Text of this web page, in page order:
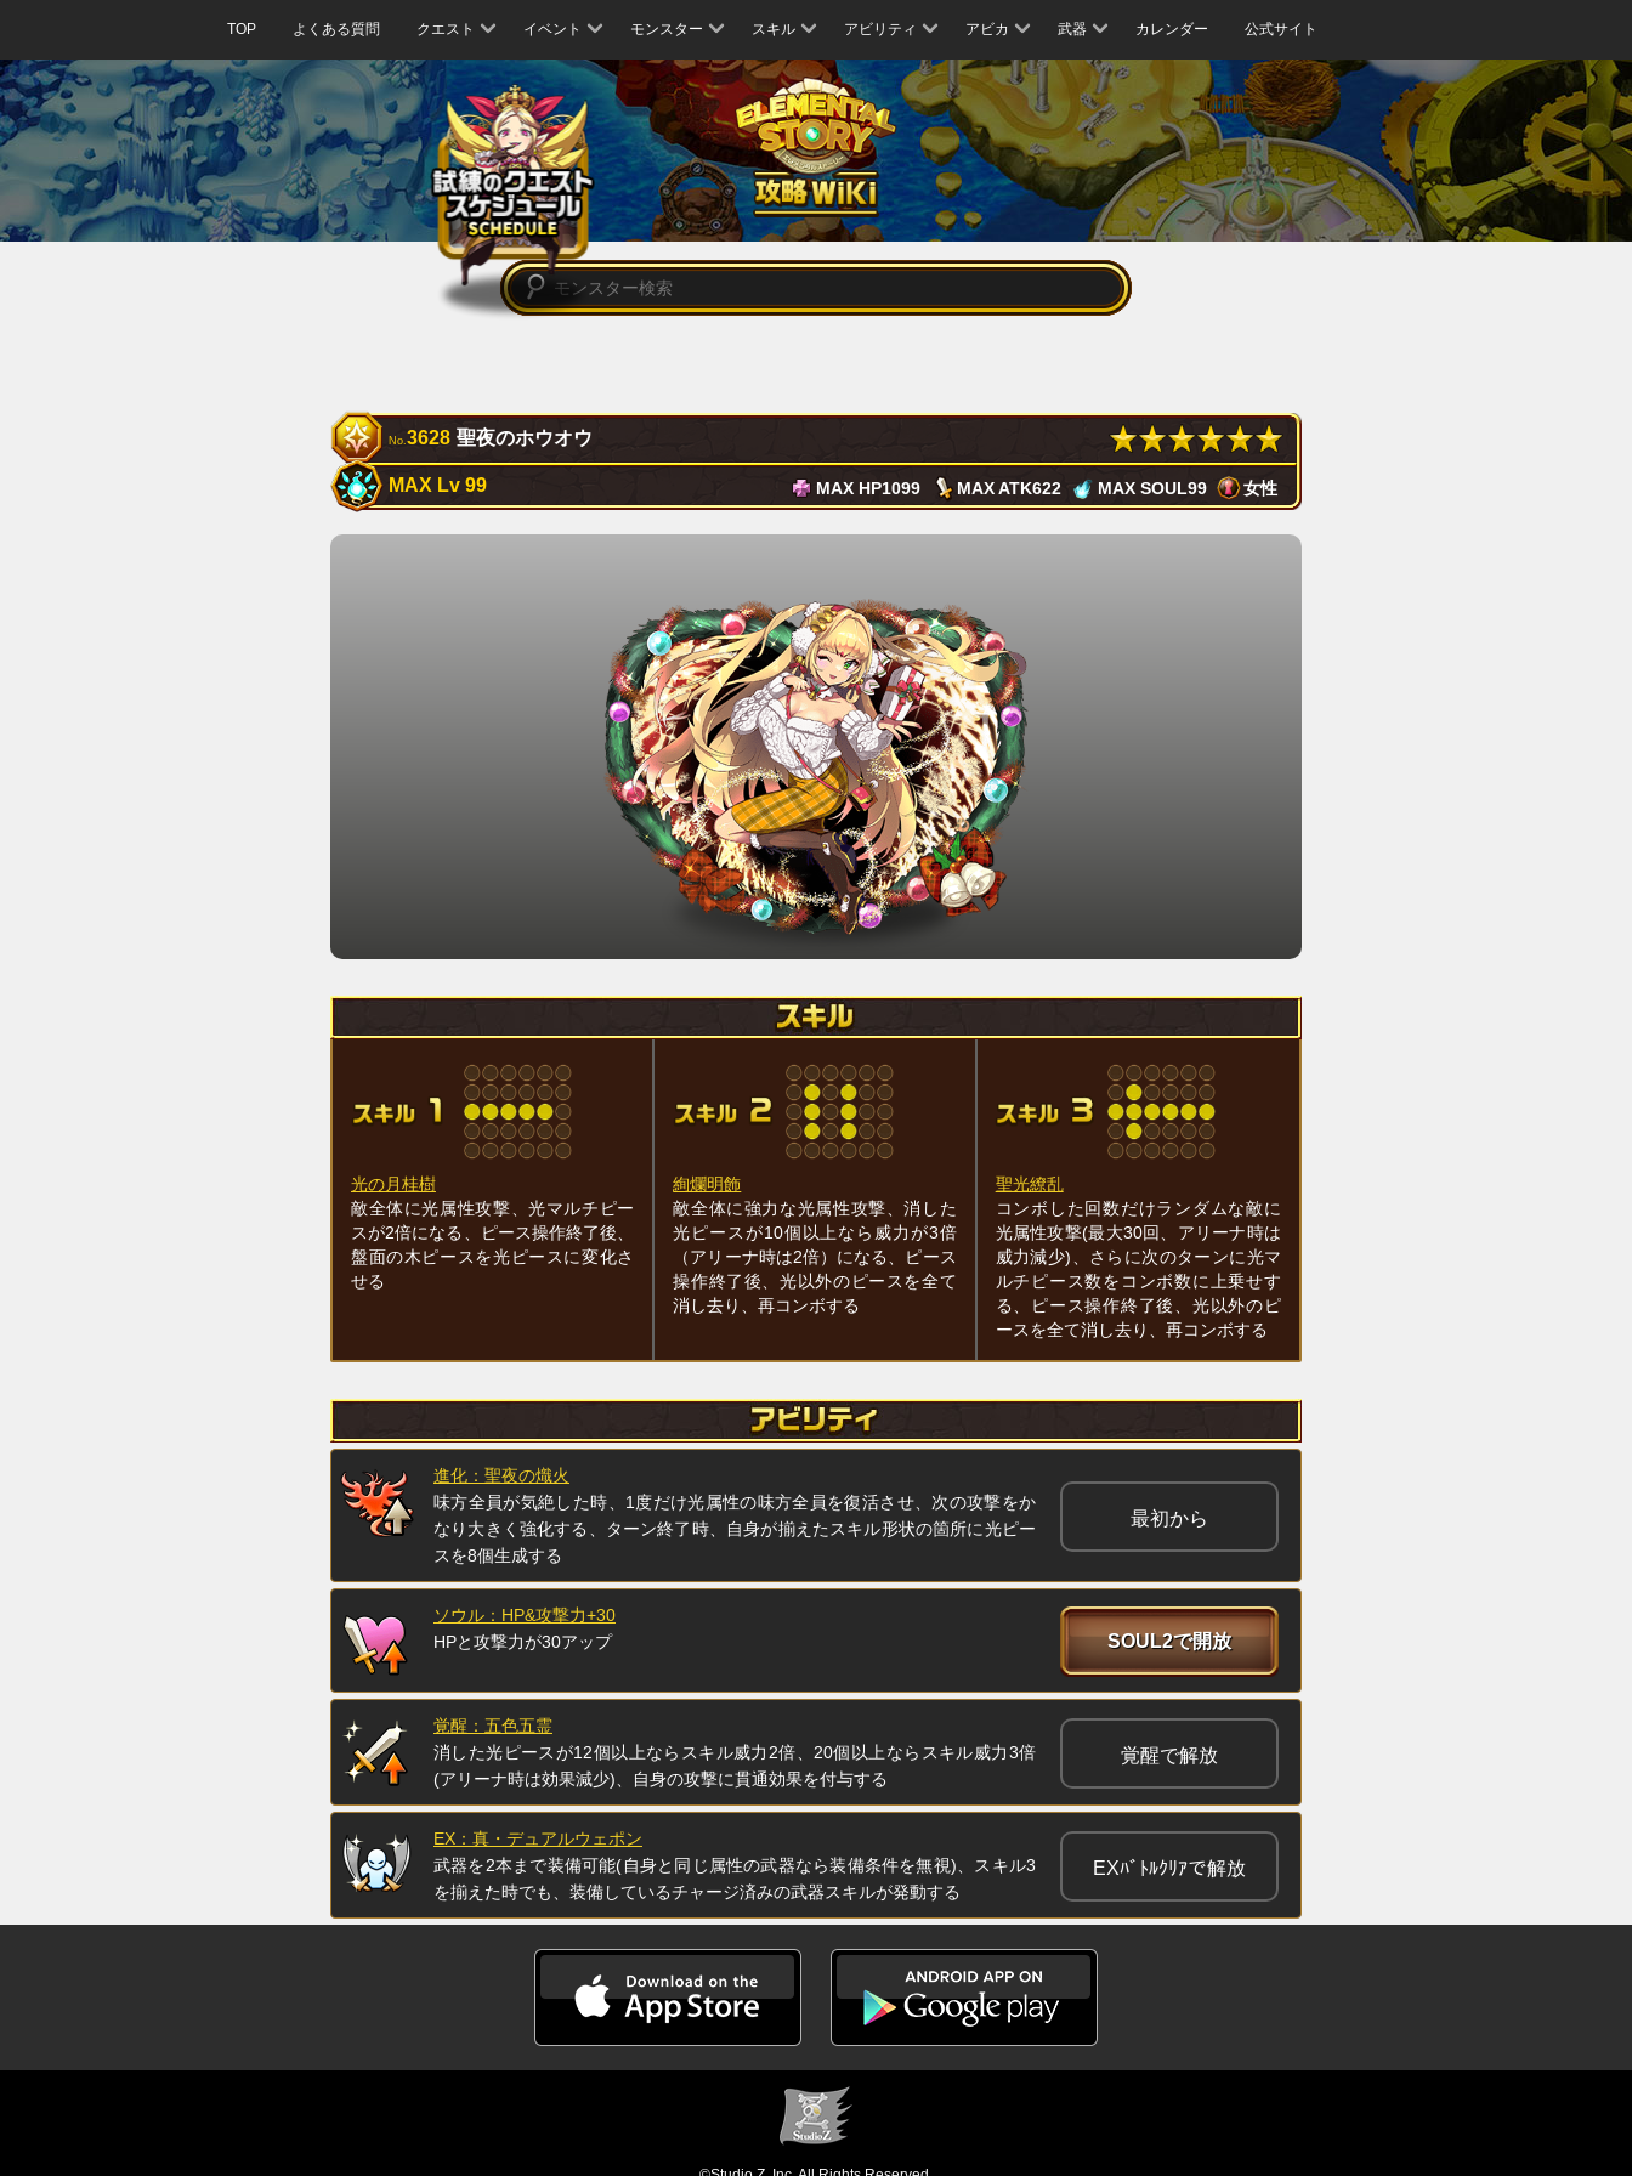
TOP よくある質問 クエスト イベント モンスター スキル アビリティ アビカ 武器 カレンダー 公式サイト
No.3628 聖夜のホウオウ
MAX Lv 99 MAX HP1099 MAX ATK622 MAX SOUL99 女性
光の月桂樹
敵全体に光属性攻撃、光マルチピー
スが2倍になる、ピース操作終了後、
盤面の木ピースを光ピースに変化さ
せる
絢爛明飾
敵全体に強力な光属性攻撃、消した
光ピースが10個以上なら威力が3倍
（アリーナ時は2倍）になる、ピース
操作終了後、光以外のピースを全て
消し去り、再コンボする
聖光繚乱
コンボした回数だけランダムな敵に
光属性攻撃(最大30回、アリーナ時は
威力減少)、さらに次のターンに光マ
ルチピース数をコンボ数に上乗せす
る、ピース操作終了後、光以外のピ
ースを全て消し去り、再コンボする
進化：聖夜の熾火
味方全員が気絶した時、1度だけ光属性の味方全員を復活させ、次の攻撃をか
なり大きく強化する、ターン終了時、自身が揃えたスキル形状の箇所に光ピー
スを8個生成する
最初から
ソウル：HP&攻撃力+30
HPと攻撃力が30アップ
SOUL2で開放
覚醒：五色五霊
消した光ピースが12個以上ならスキル威力2倍、20個以上ならスキル威力3倍
(アリーナ時は効果減少)、自身の攻撃に貫通効果を付与する
覚醒で解放
EX：真・デュアルウェポン
武器を2本まで装備可能(自身と同じ属性の武器なら装備条件を無視)、スキル3
を揃えた時でも、装備しているチャージ済みの武器スキルが発動する
EXﾊﾞﾄﾙｸﾘｱで解放